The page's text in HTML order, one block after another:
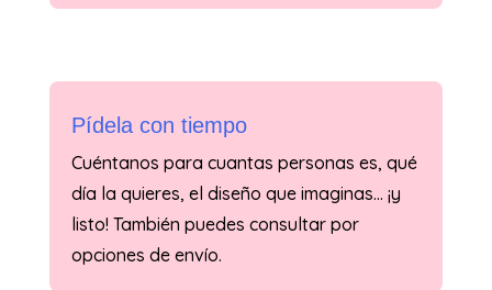
Pídela con tiempo
Cuéntanos para cuantas personas es, qué
día la quieres, el diseño que imaginas… ¡y
listo! También puedes consultar por
opciones de envío.